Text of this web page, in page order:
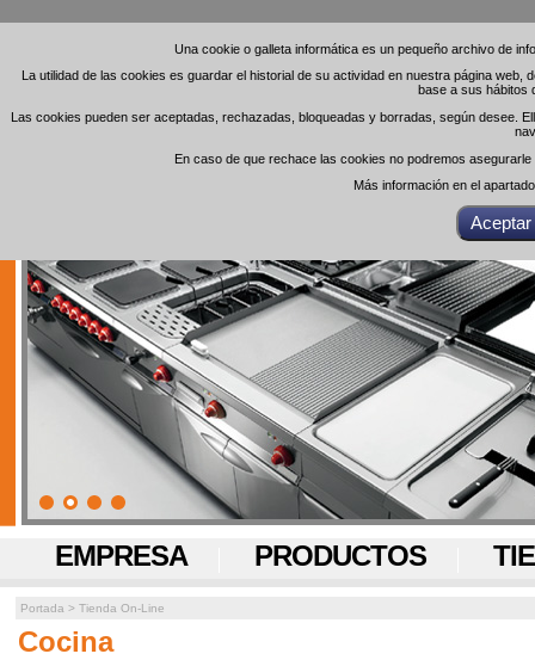
Una cookie o galleta informática es un pequeño archivo de
La utilidad de las cookies es guardar el historial de su actividad en nuestra página
base a sus hábitos
Las cookies pueden ser aceptadas, rechazadas, bloqueadas y borradas, según desee.
En caso de que rechace las cookies no podremos
Más información en el
Una cookie o galleta informática es un pequeño archivo de
La utilidad de las cookies es guardar el historial de su actividad en nuestra página
base a sus hábitos
Las cookies pueden ser aceptadas, rechazadas, bloqueadas y borradas, según desee.
En caso de que rechace las cookies no podremos
Más información en el
EMPRESA PRODUCTOS
Portada > Tienda On-Line
Cocina